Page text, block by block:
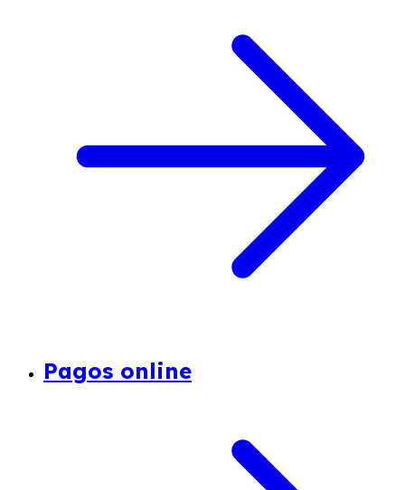
Pagos online